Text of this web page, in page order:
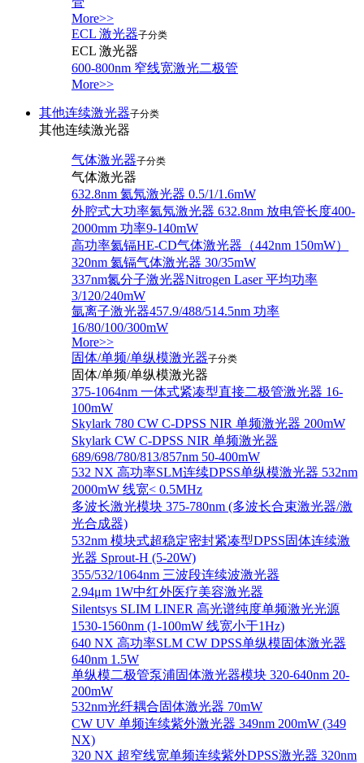
More>>
ECL 激光器子分类
ECL 激光器
600-800nm 窄线宽激光二极管
More>>
其他连续激光器子分类
其他连续激光器
气体激光器子分类
气体激光器
632.8nm 氦氖激光器 0.5/1/1.6mW
外腔式大功率氦氖激光器 632.8nm 放电管长度400-
2000mm 功率9-140mW
高功率氦镉HE-CD气体激光器（442nm 150mW）
320nm 氦镉气体激光器 30/35mW
337nm氮分子激光器Nitrogen Laser 平均功率
3/120/240mW
氩离子激光器457.9/488/514.5nm 功率
16/80/100/300mW
More>>
固体/单频/单纵模激光器子分类
固体/单频/单纵模激光器
375-1064nm 一体式紧凑型直接二极管激光器 16-
100mW
Skylark 780 CW C-DPSS NIR 单频激光器 200mW
Skylark CW C-DPSS NIR 单频激光器
689/698/780/813/857nm 50-400mW
532 NX 高功率SLM连续DPSS单纵模激光器 532nm
2000mW 线宽< 0.5MHz
多波长激光模块 375-780nm (多波长合束激光器/激
光合成器)
532nm 模块式超稳定密封紧凑型DPSS固体连续激
光器 Sprout-H (5-20W)
355/532/1064nm 三波段连续波激光器
2.94μm 1W中红外医疗美容激光器
Silentsys SLIM LINER 高光谱纯度单频激光光源
1530-1560nm (1-100mW 线宽小于1Hz)
640 NX 高功率SLM CW DPSS单纵模固体激光器
640nm 1.5W
单纵模二极管泵浦固体激光器模块 320-640nm 20-
200mW
532nm光纤耦合固体激光器 70mW
CW UV 单频连续紫外激光器 349nm 200mW (349
NX)
320 NX 超窄线宽单频连续紫外DPSS激光器 320nm